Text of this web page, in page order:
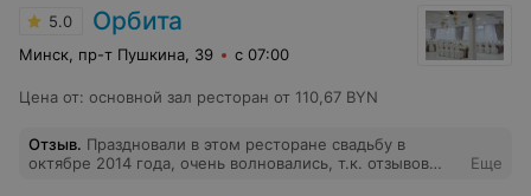
5.0 Орбита
Минск, пр-т Пушкина, 39 с 07:00
Цена от: основной зал ресторан от 110,67 BYN
Отзыв. Праздновали в этом ресторане свадьбу в
октябре 2014 года, очень волновались, т.к. отзывов
Еще